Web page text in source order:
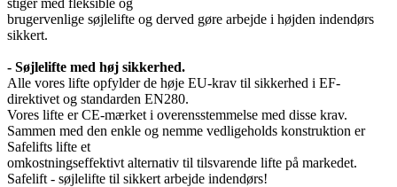
brugervenlige søjlelifte og derved gøre arbejde i højden indendørs
sikkert.
- Søjlelifte med høj sikkerhed.
Alle vores lifte opfylder de høje EU-krav til sikkerhed i EF-
direktivet og standarden EN280.
Vores lifte er CE-mærket i overensstemmelse med disse krav.
Sammen med den enkle og nemme vedligeholds konstruktion er
Safelifts lifte et
omkostningseffektivt alternativ til tilsvarende lifte på markedet.
Safelift - søjlelifte til sikkert arbejde indendørs!